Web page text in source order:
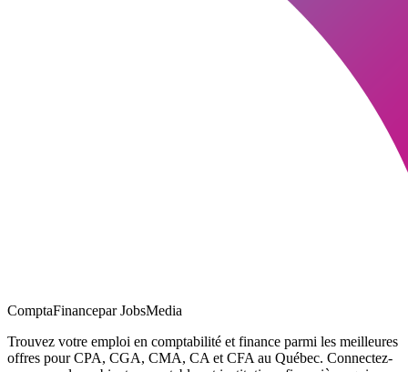
ComptaFinancepar JobsMedia
Trouvez votre emploi en comptabilité et finance parmi les meilleures
offres pour CPA, CGA, CMA, CA et CFA au Québec. Connectez-